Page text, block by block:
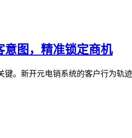
意图，精准锁定商机
键。新开元电销系统的客户行为轨